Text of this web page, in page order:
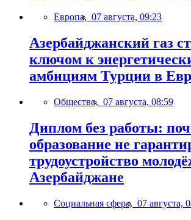
Европа, 07 августа, 09:23
Азербайджанский газ
ключом к
амбициям Турции в
Общество, 07 августа, 08:59
Диплом без работы:
образование не
трудоустройство
Азербайджане
Социальная сфера, 07 августа,